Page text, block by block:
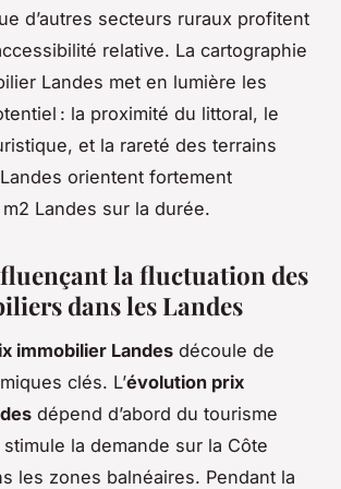
d’autres secteurs ruraux profitent
relative. La cartographie
Landes met en lumière les
: la proximité du littoral, le
et la rareté des terrains
orientent fortement
Landes sur la durée.
la fluctuation des
dans les Landes
immobilier Landes découle de
clés. L’évolution prix
dépend d’abord du tourisme
la demande sur la Côte
les zones balnéaires. Pendant la